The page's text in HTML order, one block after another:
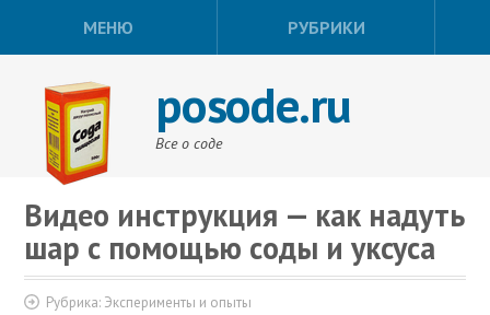
МЕНЮ РУБРИКИ
posode.ru
Все о соде
Видео инструкция — как надуть
шар с помощью соды и уксуса
Рубрика: Эксперименты и опыты